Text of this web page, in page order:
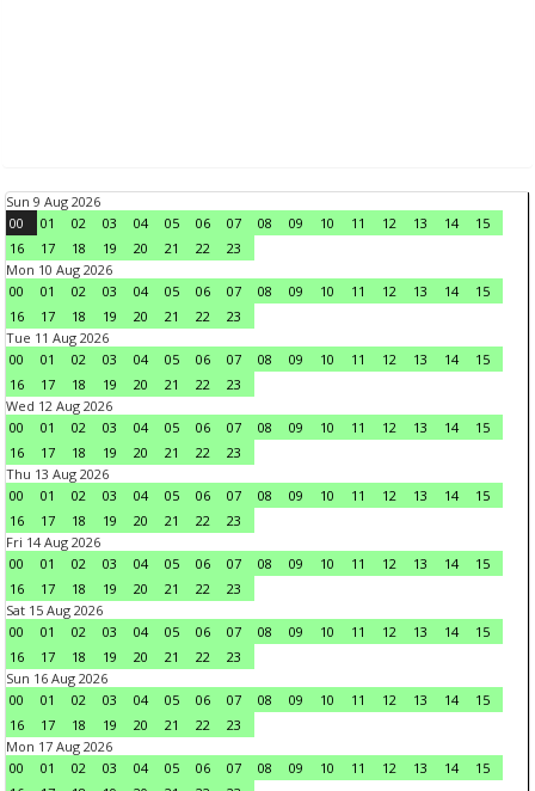
Sun 9 Aug 2026
00
01 02 03 04 05 06 07 08 09 10 11 12 13 14
15
16
17 18 19 20 21 22
23
Mon 10 Aug 2026
00
01 02 03 04 05 06 07 08 09 10 11 12 13 14
15
16
17 18 19 20 21 22
23
Tue 11 Aug 2026
00
01 02 03 04 05 06 07 08 09 10 11 12 13 14
15
16
17 18 19 20 21 22
23
Wed 12 Aug 2026
00
01 02 03 04 05 06 07 08 09 10 11 12 13 14
15
16
17 18 19 20 21 22
23
Thu 13 Aug 2026
00
01 02 03 04 05 06 07 08 09 10 11 12 13 14
15
16
17 18 19 20 21 22
23
Fri 14 Aug 2026
00
01 02 03 04 05 06 07 08 09 10 11 12 13 14
15
16
17 18 19 20 21 22
23
Sat 15 Aug 2026
00
01 02 03 04 05 06 07 08 09 10 11 12 13 14
15
16
17 18 19 20 21 22
23
Sun 16 Aug 2026
00
01 02 03 04 05 06 07 08 09 10 11 12 13 14
15
16
17 18 19 20 21 22
23
Mon 17 Aug 2026
00
01 02 03 04 05 06 07 08 09 10 11 12 13 14
15